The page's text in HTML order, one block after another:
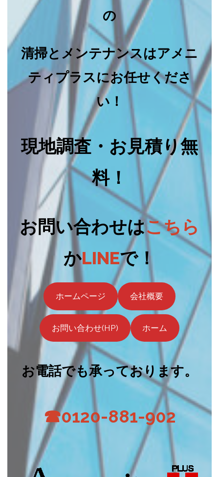
の
清掃とメンテナンスはアメニ
ティプラスにお任せくださ
い！
現地調査・お見積り無
料！
お問い合わせはこちら
かLINEで！
ホームページ 会社概要
お問い合わせ(HP) ホーム
お電話でも承っております。
☎0120-881-902